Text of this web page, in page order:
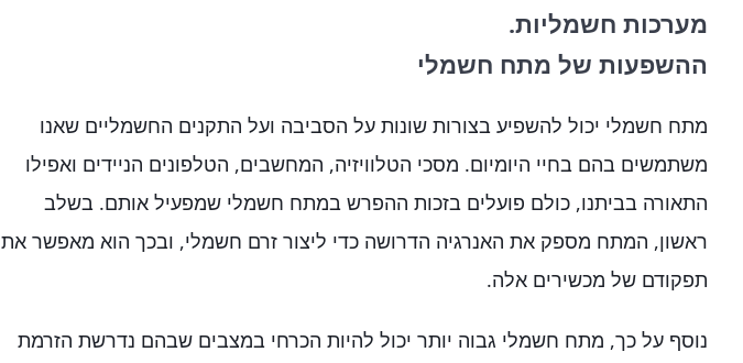
מערכות חשמליות.
ההשפעות של מתח חשמלי
מתח חשמלי יכול להשפיע בצורות שונות על הסביבה ועל התקנים החשמליים שאנו
משתמשים בהם בחיי היומיום. מסכי הטלוויזיה, המחשבים, הטלפונים הניידים ואפילו
התאורה בביתנו, כולם פועלים בזכות ההפרש במתח חשמלי שמפעיל אותם. בשלב
ראשון, המתח מספק את האנרגיה הדרושה כדי ליצור זרם חשמלי, ובכך הוא מאפשר את
תפקודם של מכשירים אלה.
נוסף על כך, מתח חשמלי גבוה יותר יכול להיות הכרחי במצבים שבהם נדרשת הזרמת